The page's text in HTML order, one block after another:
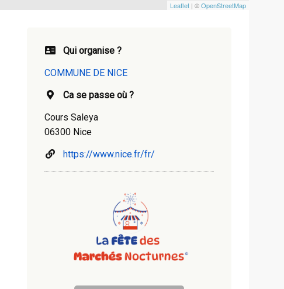
Leaflet | ©OpenStreetMap
Qui organise ?
COMMUNE DE NICE
Ca se passe où ?
Cours Saleya
06300 Nice
https://www.nice.fr/fr/